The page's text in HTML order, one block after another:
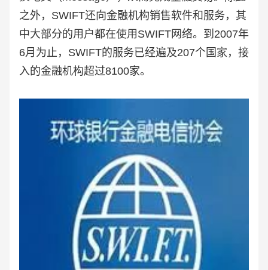
之外，SWIFT还向金融机构销售软件和服务，其
中大部分的用户都在使用SWIFT网络。到2007年
6月为止，SWIFT的服务已经遍及207个国家，接
入的金融机构超过8100家。